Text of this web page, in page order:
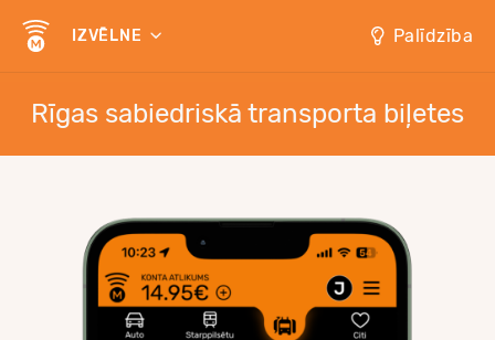
IZVĒLNE Palīdzība
Rīgas sabiedriskā transporta biļetes